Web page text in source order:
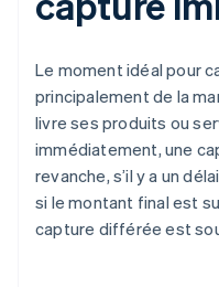
Le moment idéal pour
principalement de la
livre ses produits ou
immédiatement, une
revanche, s’il y a un
si le montant final est
capture différée est